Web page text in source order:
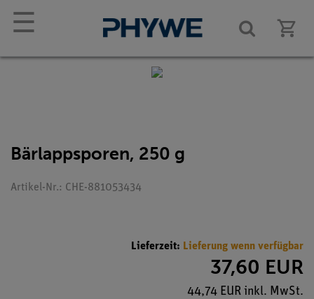
☰
Bärlappsporen, 250 g
Artikel-Nr.: CHE-881053434
Lieferzeit: Lieferung wenn verfügbar
37,60 EUR
44,74 EUR inkl. MwSt.